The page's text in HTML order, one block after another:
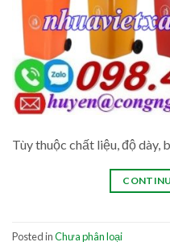
Tùy thuộc chất liệu, độ dày,
Posted inChưa phân loại